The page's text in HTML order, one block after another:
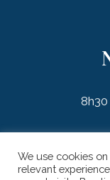
8h30
We use cookies
relevant